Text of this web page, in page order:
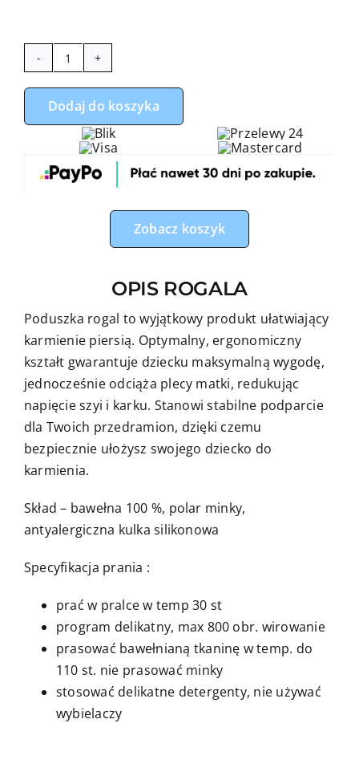
ilość
Rogal,
poduszka
do
karmienia
misie
niebieskim
Dodaj do koszyka
Zobacz koszyk
OPIS ROGALA
Poduszka rogal to wyjątkowy produkt ułatwiający
karmienie piersią. Optymalny, ergonomiczny
kształt gwarantuje dziecku maksymalną wygodę,
jednocześnie odciąża plecy matki, redukując
napięcie szyi i karku. Stanowi stabilne podparcie
dla Twoich przedramion, dzięki czemu
bezpiecznie ułożysz swojego dziecko do
karmienia.
Skład – bawełna 100 %, polar minky,
antyalergiczna kulka silikonowa
Specyfikacja prania :
prać w pralce w temp 30 st
program delikatny, max 800 obr. wirowanie
prasować bawełnianą tkaninę w temp. do
110 st. nie prasować minky
stosować delikatne detergenty, nie używać
wybielaczy